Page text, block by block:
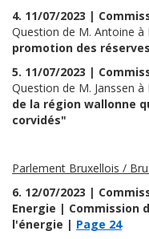
4. 11/07/2023 |
Question de M. Antoine à
promotion des
5. 11/07/2023 |
Question de M. Janssen
de la région wallonne
corvidés"
Parlement Bruxellois /
6. 12/07/2023 |
Energie | Commission
l'énergie | Page 24